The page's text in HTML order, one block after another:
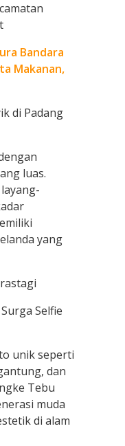
Bandara
Makanan,
di Padang
luas.
yang
Selfie
unik seperti
dan
Tebu
muda
di alam